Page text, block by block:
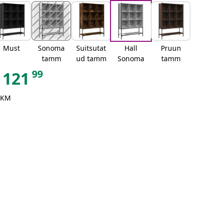
Must
Sonoma
tamm
Suitsutat
ud tamm
Hall
Sonoma
Pruun
tamm
121 99